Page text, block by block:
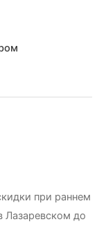
при раннем
Лазаревском до